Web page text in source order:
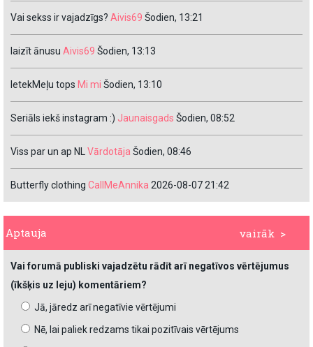
Vai sekss ir vajadzīgs? Aivis69 Šodien, 13:21
laizīt ānusu Aivis69 Šodien, 13:13
IetekMeļu tops Mi mi Šodien, 13:10
Seriāls iekš instagram :) Jaunaisgads Šodien, 08:52
Viss par un ap NLVārdotāja Šodien, 08:46
Butterfly clothing CallMeAnnika 2026-08-07 21:42
vairāk >
Aptauja
Vai forumā publiski vajadzētu rādīt arī negatīvos vērtējumus
(īkšķis uz leju) komentāriem?
Jā, jāredz arī negatīvie vērtējumi
Nē, lai paliek redzams tikai pozitīvais vērtējums